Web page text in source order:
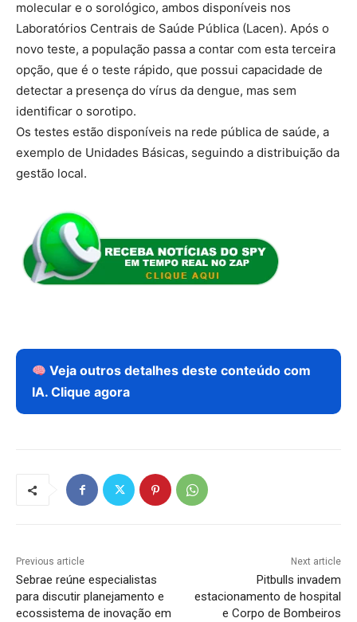
molecular e o sorológico, ambos disponíveis nos
Laboratórios Centrais de Saúde Pública (Lacen). Após o
novo teste, a população passa a contar com esta terceira
opção, que é o teste rápido, que possui capacidade de
detectar a presença do vírus da dengue, mas sem
identificar o sorotipo.
Os testes estão disponíveis na rede pública de saúde, a
exemplo de Unidades Básicas, seguindo a distribuição da
gestão local.
Veja outros detalhes deste conteúdo com
IA. Clique agora
Previous article
Sebrae reúne especialistas
para discutir planejamento e
ecossistema de inovação em
Next article
Pitbulls invadem
estacionamento de hospital
e Corpo de Bombeiros